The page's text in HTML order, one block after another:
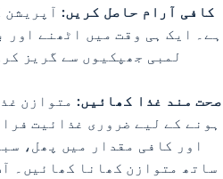
کافی آرام حاصل کریں: آپریشن
ہے۔ ایک ہی وقت میں اٹھنے اور
لمبی جھپکیوں سے گریز
صحت مند غذا کھائیں:متوازن
ہونے کے لیے ضروری غذائیت
اور کافی مقدار میں پھل،
ساتھ متوازن کھانا کھائیں۔